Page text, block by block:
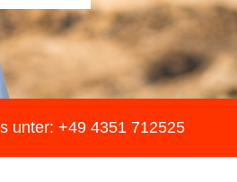
unter: +49 4351 712525